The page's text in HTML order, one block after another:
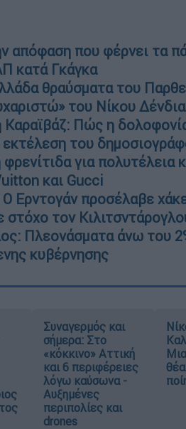
απόφαση που φέρνει τα
κατά Γκάγκα
θραύσματα του
του Νίκου Δένδια
Καραϊβάζ: Πώς η
εκτέλεση του
για πολυτέλεια
και Gucci
Ερντογάν προσέλαβε
στόχο τον
Πλεονάσματα άνω του
κυβέρνησης
Συναγερμός και
σήμερα: Στο
«κόκκινο» Αττική
και 6 περιφέρειες
λόγω καύσωνα -
Αυξημένες
περιπολίες και
drones